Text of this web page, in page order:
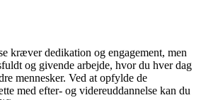
kræver dedikation og engagement, men
og givende arbejde, hvor du hver dag
mennesker. Ved at opfylde de
med efter- og videreuddannelse kan du